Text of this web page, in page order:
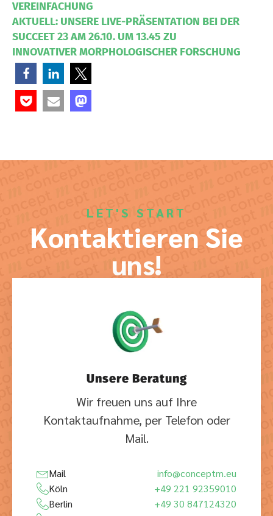
VEREINFACHUNG
AKTUELL: UNSERE LIVE-PRÄSENTATION BEI DER
SUCCEET 23 AM 26.10. UM 13.45 ZU
INNOVATIVER MORPHOLOGISCHER FORSCHUNG
LET'S START
Kontaktieren Sie
uns!
Unsere Beratung
Wir freuen uns auf Ihre
Kontaktaufnahme, per Telefon oder
Mail.
Mail
info@conceptm.eu
Köln
+49 221 92359010
Berlin
+49 30 847124320